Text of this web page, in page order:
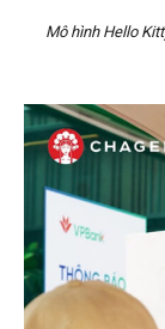
Mô hình Hello